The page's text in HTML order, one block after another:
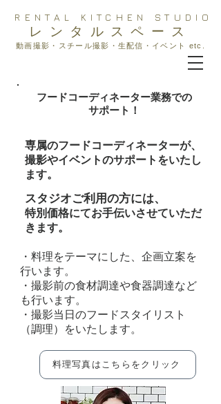
レンタルスペース
動画撮影・スチール撮影・生配信・イベント etc.
RENTAL KITCHEN STUDIO
フードコーディネーター業務での
サポート！
専属のフードコーディネーターが、
撮影やイベントのサポートをいたし
ます。
スタジオご利用の方には、
特別価格にてお手伝いさせていただ
きます。
・料理をテーマにした、企画立案を
行います。
・撮影前の食材調達や食器調達など
も行います。
・撮影当日のフードスタイリスト
（調理）をいたします。
料理写真はこちらをクリック